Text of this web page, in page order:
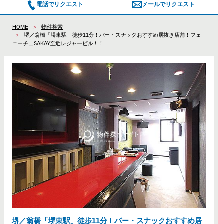
電話でリクエスト メールでリクエスト
HOME
物件検索
堺／翁橋「堺東駅」徒歩11分！バー・スナックおすすめ居抜き店舗！フェ
ニーチェSAKAY至近レジャービル！！
堺／翁橋「堺東駅」徒歩11分！バー・スナックおすすめ居